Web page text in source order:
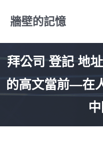
牆壁的記憶
拜公司 登記 地
的高文當前—在